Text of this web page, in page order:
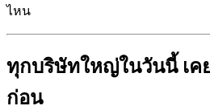
ไหน
ทุกบริษัทใหญ่ในวันนี้ เค
ก่อน